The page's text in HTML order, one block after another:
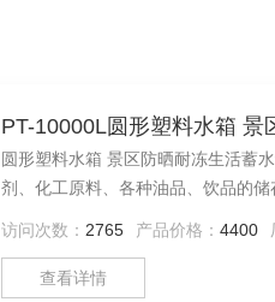
PT-10000L圆形塑料水箱 景
圆形塑料水箱 景区防晒耐冻生活蓄水罐，高层建筑二次供水、蓄水水处理净化设备配套工业用冷却水化工制
剂、化工原料、各种油品、饮品的
访问次数： 2765 产品价格： 4400
查看详情